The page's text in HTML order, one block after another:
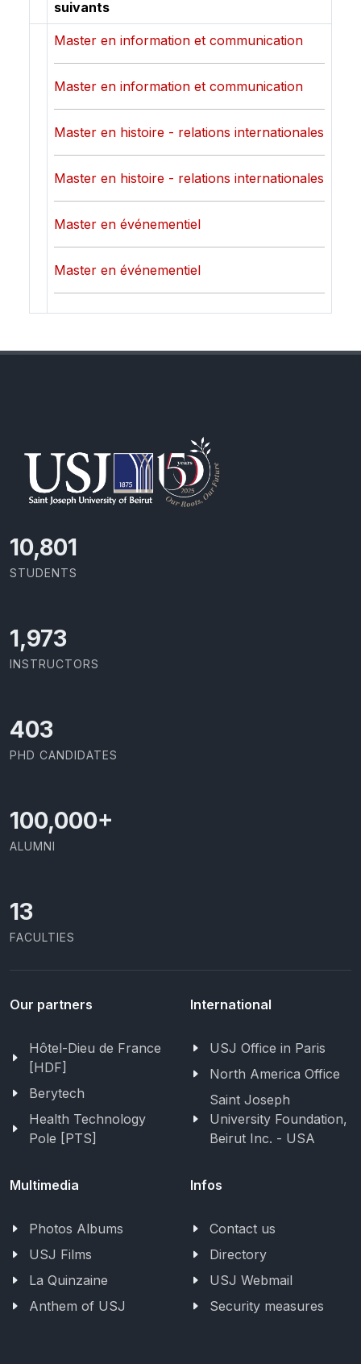
suivants
Master en information et communication
Master en information et communication
Master en histoire - relations internationales
Master en histoire - relations internationales
Master en événementiel
Master en événementiel
11,727
STUDENTS
2,142
INSTRUCTORS
437
PHD CANDIDATES
100,000+
ALUMNI
13
FACULTIES
Our partners
Hôtel-Dieu de France
[HDF]
Berytech
Health Technology
Pole [PTS]
International
USJ Office in Paris
North America Office
Saint Joseph
University Foundation,
Beirut Inc. - USA
Multimedia
Photos Albums
USJ Films
La Quinzaine
Anthem of USJ
Infos
Contact us
Directory
USJ Webmail
Security measures